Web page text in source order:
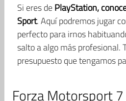
Si eres dePlayStation,
Sport. Aquí podremos jugar
perfecto para irnos
salto a algo más profesional.
presupuesto que tengamos
Forza Motorsport 7